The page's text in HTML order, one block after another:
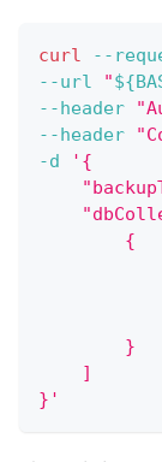
curl --
--url
"
--header
--header
-d
'{
        {
        }
    ]
}'